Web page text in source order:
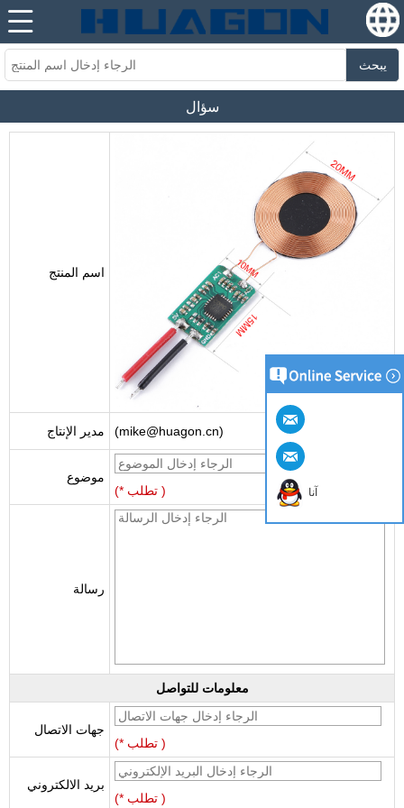
يبحث
سؤال
اسم المنتج
مدير الإنتاج (mike@huagon.cn)
موضوع
(* تطلب )
رسالة
معلومات للتواصل
جهات الاتصال
(* تطلب )
بريد الالكتروني
(* تطلب )
آنا